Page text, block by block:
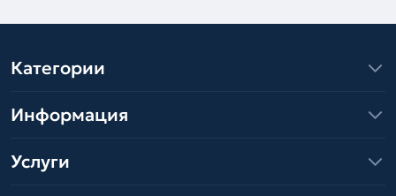
Категории
Информация
Услуги